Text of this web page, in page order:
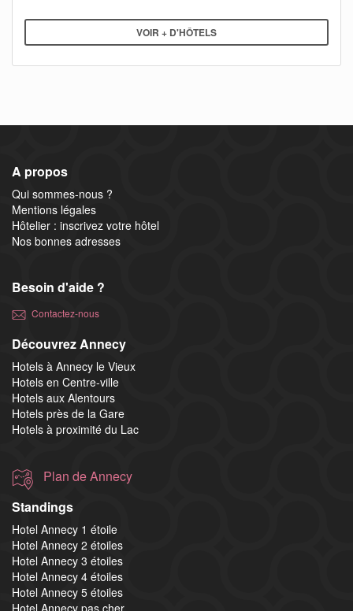
VOIR + D'HÔTELS
A propos
Qui sommes-nous ?
Mentions légales
Hôtelier : inscrivez votre hôtel
Nos bonnes adresses
Besoin d'aide ?
Contactez-nous
Découvrez Annecy
Hotels à Annecy le Vieux
Hotels en Centre-ville
Hotels aux Alentours
Hotels près de la Gare
Hotels à proximité du Lac
Plan de Annecy
Standings
Hotel Annecy 1 étoile
Hotel Annecy 2 étoiles
Hotel Annecy 3 étoiles
Hotel Annecy 4 étoiles
Hotel Annecy 5 étoiles